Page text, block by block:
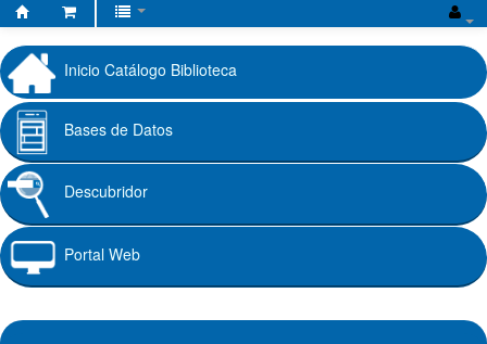
Fundación
Universitaria
Cafam
Inicio Catálogo Biblioteca
Bases de Datos
Descubridor
Portal Web